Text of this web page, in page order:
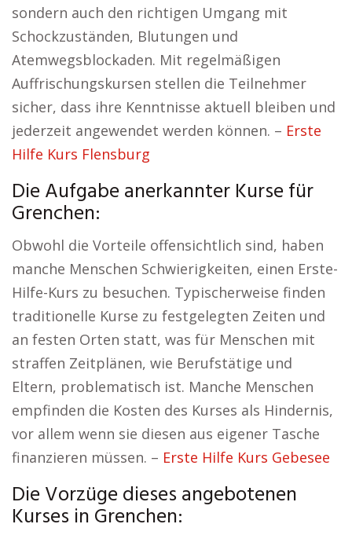
sondern auch den richtigen Umgang mit
Schockzuständen, Blutungen und
Atemwegsblockaden. Mit regelmäßigen
Auffrischungskursen stellen die Teilnehmer
sicher, dass ihre Kenntnisse aktuell bleiben und
jederzeit angewendet werden können. – Erste
Hilfe Kurs Flensburg
Die Aufgabe anerkannter Kurse für
Grenchen:
Obwohl die Vorteile offensichtlich sind, haben
manche Menschen Schwierigkeiten, einen Erste-
Hilfe-Kurs zu besuchen. Typischerweise finden
traditionelle Kurse zu festgelegten Zeiten und
an festen Orten statt, was für Menschen mit
straffen Zeitplänen, wie Berufstätige und
Eltern, problematisch ist. Manche Menschen
empfinden die Kosten des Kurses als Hindernis,
vor allem wenn sie diesen aus eigener Tasche
finanzieren müssen. – Erste Hilfe Kurs Gebesee
Die Vorzüge dieses angebotenen
Kurses in Grenchen: